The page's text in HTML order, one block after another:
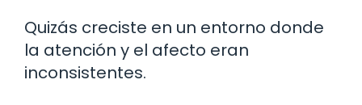
Quizás creciste en un entorno donde
la atención y el afecto eran
inconsistentes.